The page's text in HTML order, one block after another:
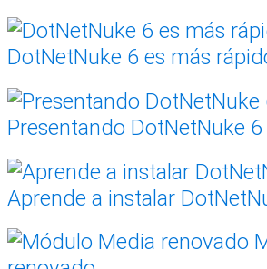
DotNetNuke 6 es más
Presentando DotNetNuke 6
Aprende a instalar